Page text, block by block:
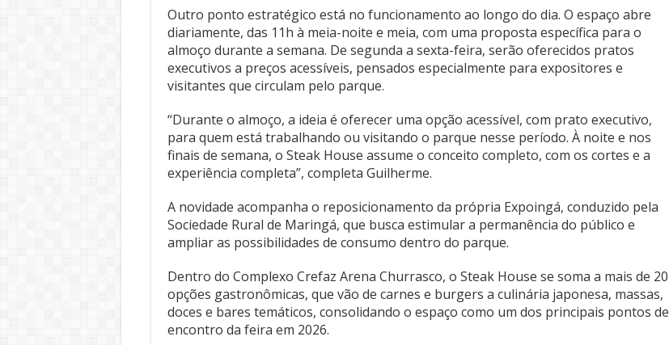
Outro ponto estratégico está no funcionamento ao longo do dia. O espaço abre
diariamente, das 11h à meia-noite e meia, com uma proposta específica para o
almoço durante a semana. De segunda a sexta-feira, serão oferecidos pratos
executivos a preços acessíveis, pensados especialmente para expositores e
visitantes que circulam pelo parque.
“Durante o almoço, a ideia é oferecer uma opção acessível, com prato executivo,
para quem está trabalhando ou visitando o parque nesse período. À noite e nos
finais de semana, o Steak House assume o conceito completo, com os cortes e a
experiência completa”, completa Guilherme.
A novidade acompanha o reposicionamento da própria Expoingá, conduzido pela
Sociedade Rural de Maringá, que busca estimular a permanência do público e
ampliar as possibilidades de consumo dentro do parque.
Dentro do Complexo Crefaz Arena Churrasco, o Steak House se soma a mais de 20
opções gastronômicas, que vão de carnes e burgers a culinária japonesa, massas,
doces e bares temáticos, consolidando o espaço como um dos principais pontos de
encontro da feira em 2026.